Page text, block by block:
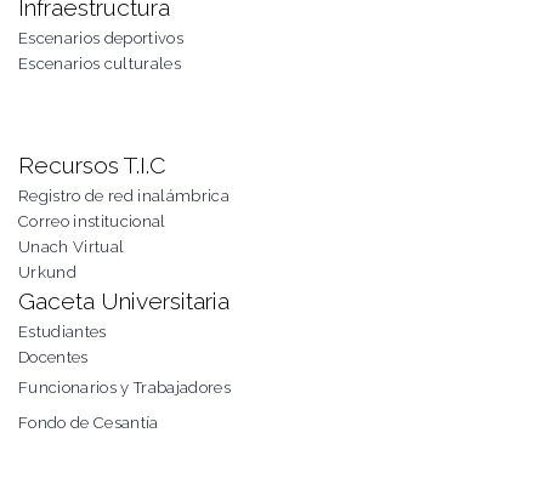
Infraestructura
Escenarios deportivos
Escenarios culturales
Recursos T.I.C
Registro de red inalámbrica
Correo institucional
Unach Virtual
Urkund
Gaceta Universitaria
Estudiantes
Docentes
Funcionarios y Trabajadores
Fondo de Cesantía